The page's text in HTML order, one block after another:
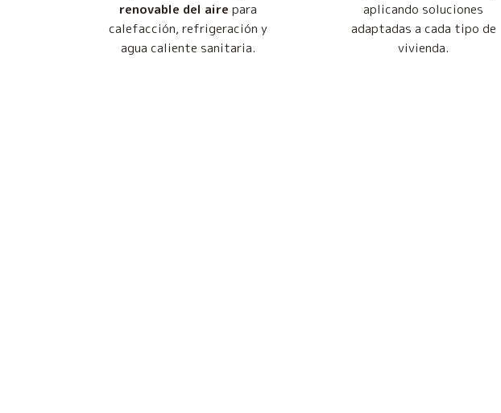
renovable del aire para
calefacción, refrigeración y
agua caliente sanitaria.
aplicando soluciones
adaptadas a cada tipo de
vivienda.